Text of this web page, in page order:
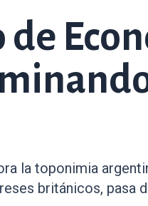
la toponimia
británicos, pasa